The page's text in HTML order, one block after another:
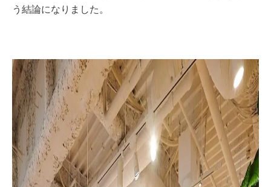
う結論になりました。